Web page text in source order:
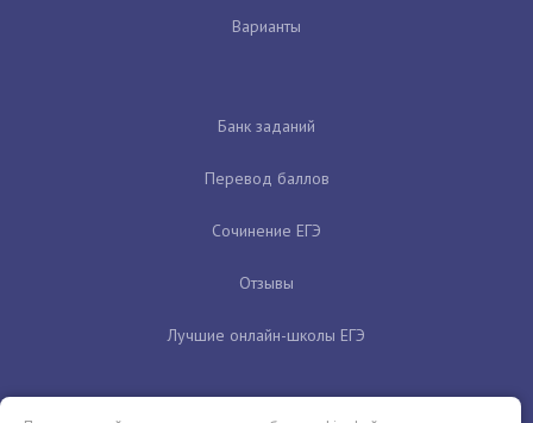
Варианты
Банк заданий
Перевод баллов
Сочинение ЕГЭ
Отзывы
Лучшие онлайн-школы ЕГЭ